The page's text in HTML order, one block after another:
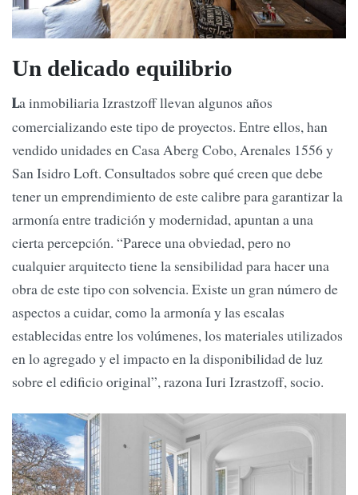
Un delicado equilibrio
La inmobiliaria Izrastzoff llevan algunos años
comercializando este tipo de proyectos. Entre ellos, han
vendido unidades en Casa Aberg Cobo, Arenales 1556 y
San Isidro Loft. Consultados sobre qué creen que debe
tener un emprendimiento de este calibre para garantizar la
armonía entre tradición y modernidad, apuntan a una
cierta percepción. “Parece una obviedad, pero no
cualquier arquitecto tiene la sensibilidad para hacer una
obra de este tipo con solvencia. Existe un gran número de
aspectos a cuidar, como la armonía y las escalas
establecidas entre los volúmenes, los materiales utilizados
en lo agregado y el impacto en la disponibilidad de luz
sobre el edificio original”, razona Iuri Izrastzoff, socio.